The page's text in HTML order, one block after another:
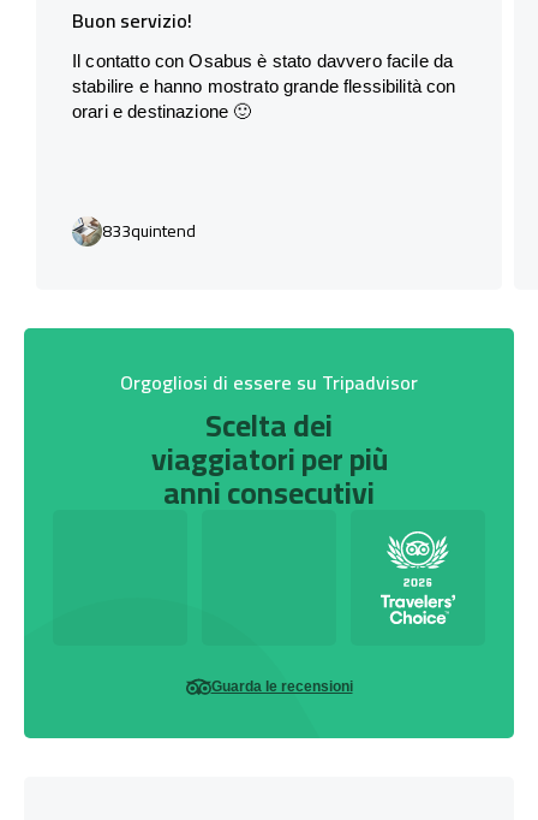
Buon servizio!
Il contatto con Osabus è stato davvero facile da
stabilire e hanno mostrato grande flessibilità con
orari e destinazione 🙂
833quintend
Orgogliosi di essere su Tripadvisor
Scelta dei
viaggiatori per più
anni consecutivi
Guarda le recensioni